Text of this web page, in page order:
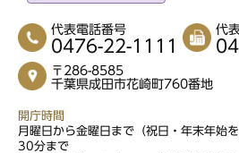
代表電話番号
0476-22-1111
代
〒286-8585
千葉県成田市花崎町760番地
開庁時間
月曜日から金曜日まで（祝日・年末年始
30分まで